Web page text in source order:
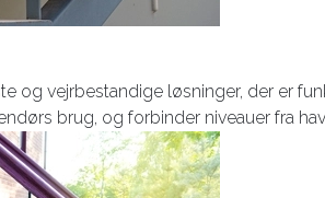
og vejrbestandige løsninger, der er
brug, og forbinder niveauer fra